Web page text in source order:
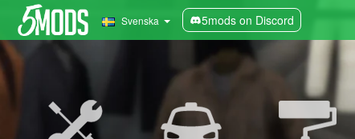
Svenska 5mods on Discord